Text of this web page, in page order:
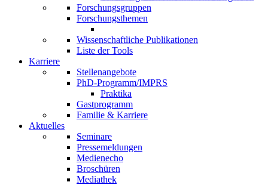
Forschungsgruppen
Forschungsthemen
Wissenschaftliche Publikationen
Liste der Tools
Karriere
Stellenangebote
PhD-Programm/IMPRS
Praktika
Gastprogramm
Familie & Karriere
Aktuelles
Seminare
Pressemeldungen
Medienecho
Broschüren
Mediathek